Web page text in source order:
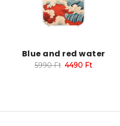
Blue and red water
5990Ft 4490 Ft